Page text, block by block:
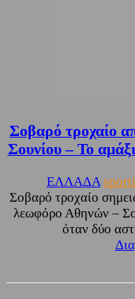
Σοβαρό τροχαίο
Σουνίου – Το
ΕΛΛΑΔΑ
Σοβαρό τροχαίο
λεωφόρο Αθηνών –
όταν δύο